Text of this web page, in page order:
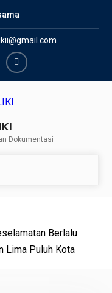
50
1
Instagram
Dokumentasi
Berlalu
Lima Puluh Kota